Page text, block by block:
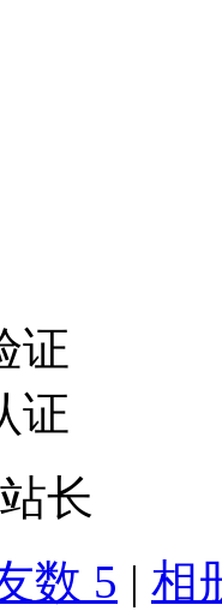
证
证
站长
数 5 | 相